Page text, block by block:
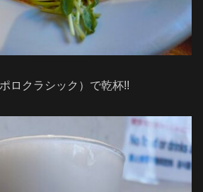
ロクラシック）で乾杯!!